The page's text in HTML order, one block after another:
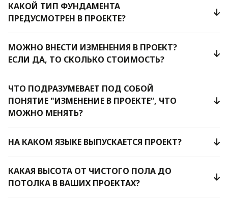
КАКОЙ ТИП ФУНДАМЕНТА
ПРЕДУСМОТРЕН В ПРОЕКТЕ?
МОЖНО ВНЕСТИ ИЗМЕНЕНИЯ В ПРОЕКТ?
ЕСЛИ ДА, ТО СКОЛЬКО СТОИМОСТЬ?
ЧТО ПОДРАЗУМЕВАЕТ ПОД СОБОЙ
ПОНЯТИЕ "ИЗМЕНЕНИЕ В ПРОЕКТЕ”, ЧТО
МОЖНО МЕНЯТЬ?
НА КАКОМ ЯЗЫКЕ ВЫПУСКАЕТСЯ ПРОЕКТ?
КАКАЯ ВЫСОТА ОТ ЧИСТОГО ПОЛА ДО
ПОТОЛКА В ВАШИХ ПРОЕКТАХ?